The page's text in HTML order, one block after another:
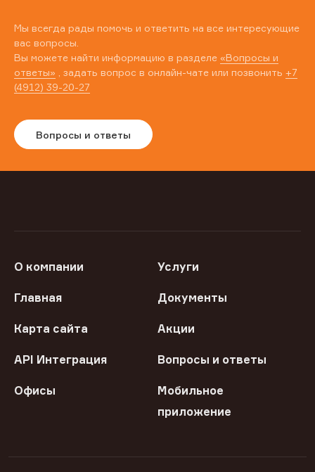
Мы всегда рады помочь и ответить на все интересующие
вас вопросы.
Вы можете найти информацию в разделе «Вопросы и
ответы» , задать вопрос в онлайн-чате или позвонить +7
(4912) 39-20-27
Вопросы и ответы
О компании Услуги
Главная Документы
Карта сайта Акции
API Интеграция Вопросы и ответы
Офисы
Мобильное
приложение